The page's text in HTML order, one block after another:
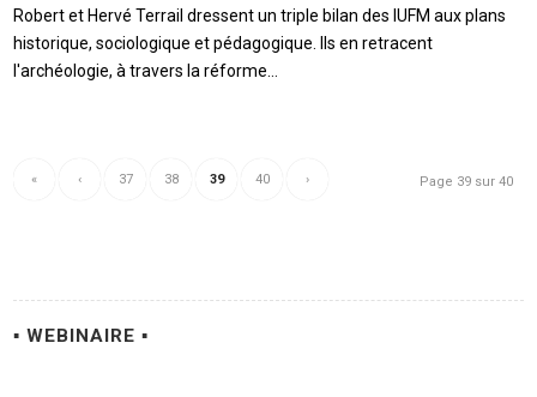
Robert et Hervé Terrail dressent un triple bilan des IUFM aux plans
historique, sociologique et pédagogique. Ils en retracent
l'archéologie, à travers la réforme…
Page 39 sur 40
« ‹ 37 38 39 40 ›
▪ WEBINAIRE ▪